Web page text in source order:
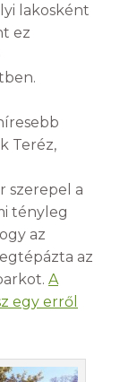
lakosként
ez
Teréz,
szerepel a
tényleg
az
az
A
egy erről